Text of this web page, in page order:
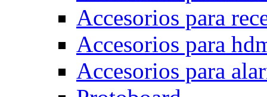
Accesorios para
Accesorios para
Accesorios para